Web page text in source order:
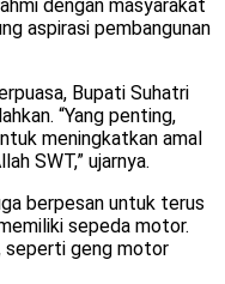
dengan masyarakat
aspirasi pembangunan
Bupati Suhatri
“Yang penting,
meningkatkan amal
SWT,” ujarnya.
berpesan untuk terus
sepeda motor.
seperti geng motor